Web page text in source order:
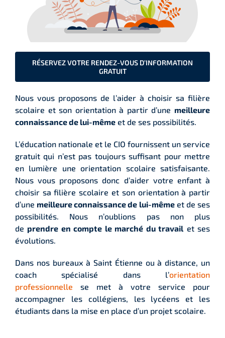
RÉSERVEZ VOTRE RENDEZ-VOUS D’INFORMATION
GRATUIT
Nous vous proposons de l’aider à choisir sa filière
scolaire et son orientation à partir d’une meilleure
connaissance de lui-mêmeet de ses possibilités.
L’éducation nationale et le CIO fournissent un service
gratuit qui n’est pas toujours suffisant pour mettre
en lumière une orientation scolaire satisfaisante.
Nous vous proposons donc d’aider votre enfant à
choisir sa filière scolaire et son orientation à partir
d’une meilleure connaissance de lui-mêmeet de ses
possibilités. Nous n’oublions pas non plus
de prendre en compte le marché du travail et ses
évolutions.
Dans nos bureaux à Saint Étienne ou à distance, un
coach spécialisé dans l’orientation
professionnelle se met à votre service pour
accompagner les collégiens, les lycéens et les
étudiants dans la mise en place d’un projet scolaire.